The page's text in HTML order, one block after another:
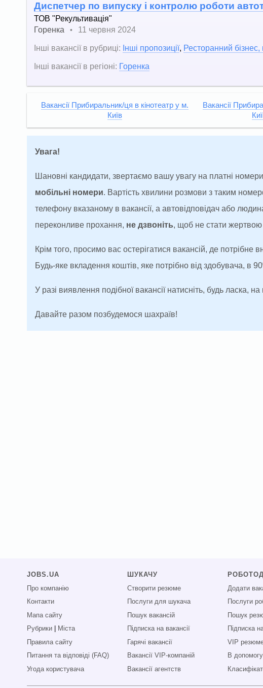
Диспетчер по випуску і контролю роботи
ТОВ "Рекультивація"
Горенка
•
11 червня 2024
Інші вакансії в рубриці: Інші пропозиції, Ресторанний бізнес,
Інші вакансії в регіоні: Горенка
Вакансії Прибиральник/ця в кінотеатр у м.
Київ
Вакансії
Увага!
Шановні кандидати, звертаємо вашу увагу на платні
мобільні номери. Вартість хвилини розмови з таким
телефону вказаному в вакансії, а автовідповідач або
переконливе прохання, не дзвоніть, щоб не стати
Крім того, просимо вас остерігатися вакансій, де потрібне
Будь-яке вкладення коштів, яке потрібно від здобувача, в
У разі виявлення подібної вакансії натисніть, будь ласка, на
Давайте разом позбудемося шахраїв!
JOBS.UA
Про компанію
Контакти
Мапа сайту
Рубрики
Міста
Правила сайту
Питання та відповіді (FAQ)
Угода користувача
ШУКАЧУ
Створити резюме
Послуги для шукача
Пошук вакансій
Підписка на вакансії
Гарячі вакансії
Вакансії VIP-компаній
Вакансії агентств
Додати
Послуги
Пошук
Підписка
VIP
В